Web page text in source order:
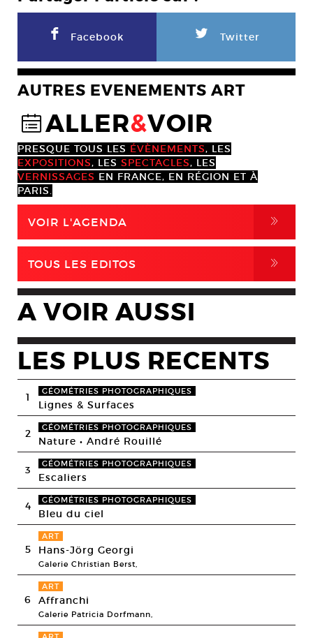
F Facebook L Twitter
AUTRES EVENEMENTS ART
@ALLER&VOIR
PRESQUE TOUS LES ÉVÈNEMENTS, LES
EXPOSITIONS, LES SPECTACLES, LES
VERNISSAGES EN FRANCE, EN RÉGION ET À
PARIS.
VOIR L'AGENDA ,
TOUS LES EDITOS ,
A VOIR AUSSI
LES PLUS RECENTS
1 GÉOMÉTRIES PHOTOGRAPHIQUES
Lignes & Surfaces
2 GÉOMÉTRIES PHOTOGRAPHIQUES
Nature • André Rouillé
3 GÉOMÉTRIES PHOTOGRAPHIQUES
Escaliers
4 GÉOMÉTRIES PHOTOGRAPHIQUES
Bleu du ciel
5
ART
Hans-Jörg Georgi
Galerie Christian Berst,
6
ART
Affranchi
Galerie Patricia Dorfmann,